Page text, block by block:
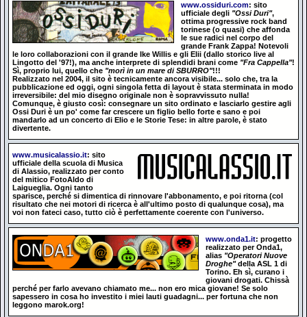
www.ossiduri.com: sito
ufficiale degli "Ossi Duri",
ottima progressive rock band
torinese (o quasi) che affonda
le sue radici nel corpo del
grande Frank Zappa! Notevoli
le loro collaborazioni con il grande Ike Willis e gli Elii (dallo storico live al
Lingotto del '97!), ma anche interprete di splendidi brani come "Fra Cappella"!
Sì, proprio lui, quello che "morì in un mare di SBURRO"!!!
Realizzato nel 2004, il sito è tecnicamente ancora visibile... solo che, tra la
pubblicazione ed oggi, ogni singola fetta di layout è stata sterminata in modo
irreversibile: del mio disegno originale non è sopravvissuto nulla!
Comunque, è giusto così: consegnare un sito ordinato e lasciarlo gestire agli
Ossi Duri è un po' come far crescere un figlio bello forte e sano e poi
mandarlo ad un concerto di Elio e le Storie Tese: in altre parole, è stato
divertente.
www.musicalassio.it: sito
ufficiale della scuola di Musica
di Alassio, realizzato per conto
del mitico FotoAldo di
Laigueglia. Ogni tanto
sparisce, perché si dimentica di rinnovare l'abbonamento, e poi ritorna (col
risultato che nei motori di ricerca è all'ultimo posto di qualunque cosa), ma
voi non fateci caso, tutto ciò è perfettamente coerente con l'universo.
www.onda1.it: progetto
realizzato per Onda1,
alias "Operatori Nuove
Droghe"della ASL 1 di
Torino. Eh sì, curano i
giovani drogati. Chissà
perché per farlo avevano chiamato me... non ero mica giovane! Se solo
sapessero in cosa ho investito i miei lauti guadagni... per fortuna che non
leggono marok.org!